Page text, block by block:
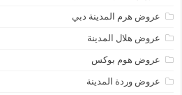
عروض هرم المدينة دبي
عروض هلال المدينة
عروض هوم بوكس
عروض وردة المدينة